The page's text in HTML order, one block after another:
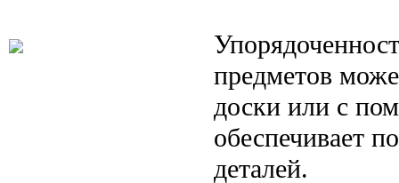
предметов
доски или с
обеспечивает
деталей.